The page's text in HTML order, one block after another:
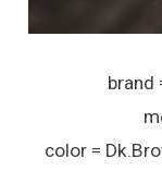
brand
color =